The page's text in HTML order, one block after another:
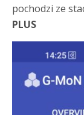
pochodzi ze
PLUS